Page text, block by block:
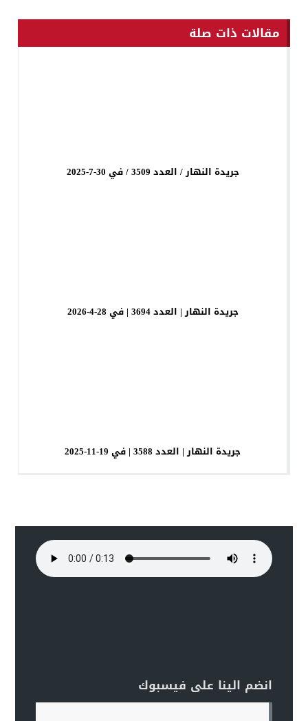
مقالات ذات صلة
جريدة النهار / العدد 3509 / في 30-7-2025
جريدة النهار | العدد 3694 | في 28-4-2026
جريدة النهار | العدد 3588 | في 19-11-2025
انضم الينا على فيسبوك